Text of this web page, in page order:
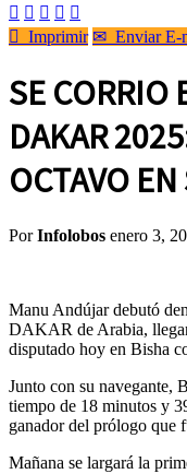
    
 Imprimir ✉ Enviar E-
SE CORRIO
DAKAR
OCTAVO
PorInfolobos enero 3,
Manu Andújar debutó
DAKAR de Arabia,
disputado hoy en Bisha
Junto con su navegante,
tiempo de 18 minutos y
ganador del prólogo que
Mañana se largará la